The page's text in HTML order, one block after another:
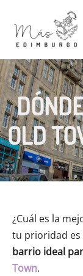
content
OLD
¿Cuál es la
tu prioridad es
barrio ideal
Town.